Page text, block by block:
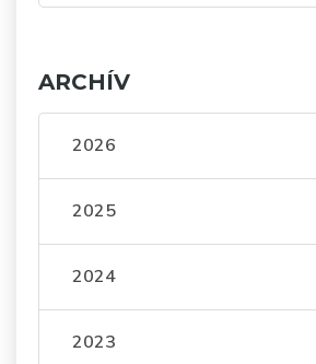
ARCHÍV
2026
2025
2024
2023